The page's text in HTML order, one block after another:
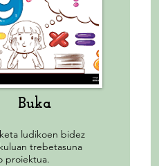
Buka
ludikoen bidez
trebetasuna
proiektua.